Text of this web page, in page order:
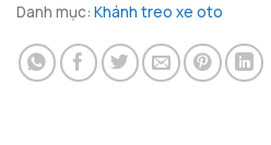
Danh mục: Khánh treo xe oto